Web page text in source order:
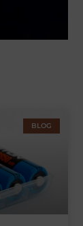
BLOG